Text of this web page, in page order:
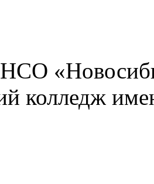
колледж